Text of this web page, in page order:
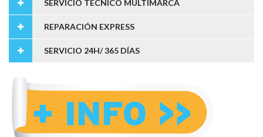
SERVICIO TÉCNICO MULTIMARCA
REPARACIÓN EXPRESS
SERVICIO 24H/ 365 DÍAS